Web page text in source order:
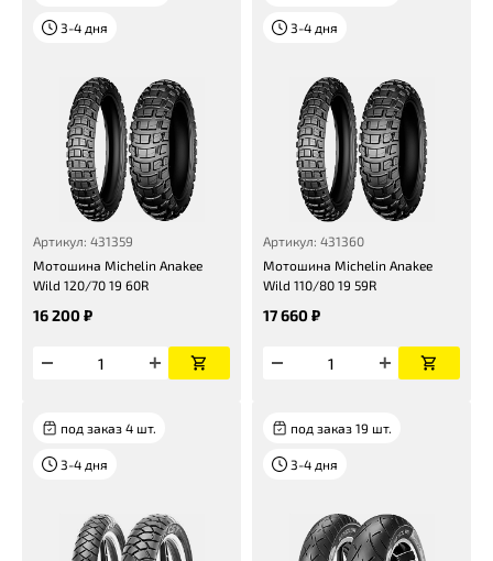
3-4 дня
Артикул: 431359
Мотошина Michelin Anakee
Wild 120/70 19 60R
16 200 ₽
3-4 дня
Артикул: 431360
Мотошина Michelin Anakee
Wild 110/80 19 59R
17 660 ₽
под заказ 4 шт.
3-4 дня
под заказ 19 шт.
3-4 дня